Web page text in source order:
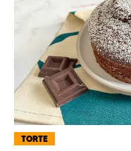
TORTE